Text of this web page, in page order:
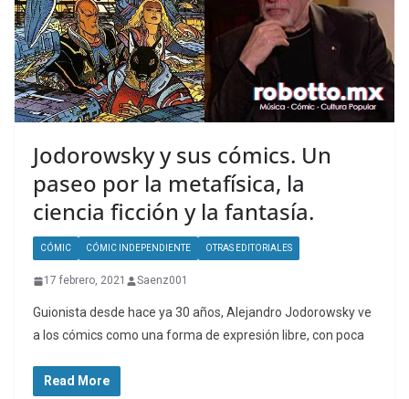
Jodorowsky y sus cómics. Un
paseo por la metafísica, la
ciencia ficción y la fantasía.
CÓMIC CÓMIC INDEPENDIENTE OTRAS EDITORIALES
17 febrero, 2021 Saenz001
Guionista desde hace ya 30 años, Alejandro Jodorowsky ve
a los cómics como una forma de expresión libre, con poca
Read More